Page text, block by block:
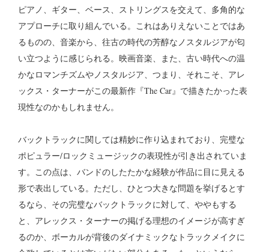
ピアノ、ギター、ベース、ストリングスを交えて、多角的な
アプローチに取り組んでいる。これはありえないことではあ
るものの、音楽から、往古の時代の芳醇なノスタルジアが匂
い立つように感じられる。映画音楽、また、古い時代への温
かなロマンチズムやノスタルジア、つまり、それこそ、アレ
ックス・ターナーがこの最新作『The Car』で描きたかった表
現性なのかもしれません。
バックトラックに関しては精妙に作り込まれており、完璧な
ポピュラー/ロックミュージックの表現性が引き出されていま
す。この点は、バンドのしたたかな経験が作品に目に見える
形で表出している。ただし、ひとつ大きな問題を挙げるとす
るなら、その完璧なバックトラックに対して、ややもする
と、アレックス・ターナーの掲げる理想のイメージが高すぎ
るのか、ボーカルが背後のダイナミックなトラックメイクに